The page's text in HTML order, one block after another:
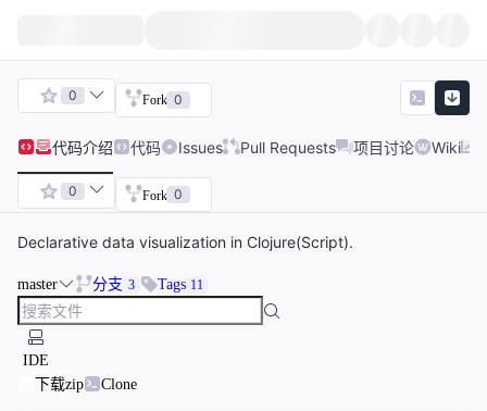
0 Fork 0
代码介绍 代码 Issues Pull Requests 项目讨论 Wiki
0 Fork 0
Declarative data visualization in Clojure(Script).
master 分支 3 Tags 11
IDE
下载zip
Clone